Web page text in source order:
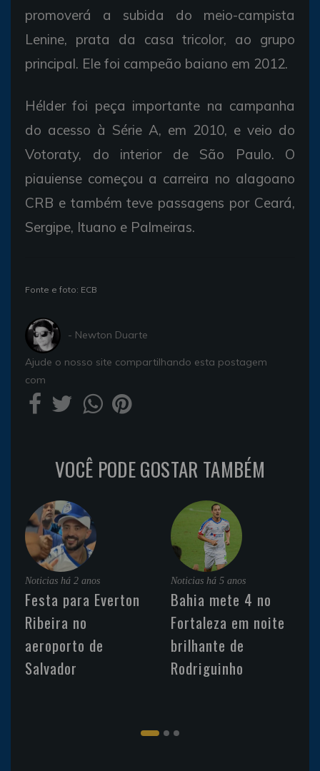
promoverá a subida do meio-campista
Lenine, prata da casa tricolor, ao grupo
principal. Ele foi campeão baiano em 2012.
Hélder foi peça importante na campanha
do acesso à Série A, em 2010, e veio do
Votoraty, do interior de São Paulo. O
piauiense começou a carreira no alagoano
CRB e também teve passagens por Ceará,
Sergipe, Ituano e Palmeiras.
Fonte e foto: ECB
- Newton Duarte
Ajude o nosso site compartilhando esta postagem
com
VOCÊ PODE GOSTAR TAMBÉM
Noticias há 2 anos
Festa para Everton
Ribeira no
aeroporto de
Salvador
Noticias há 5 anos
Bahia mete 4 no
Fortaleza em noite
brilhante de
Rodriguinho